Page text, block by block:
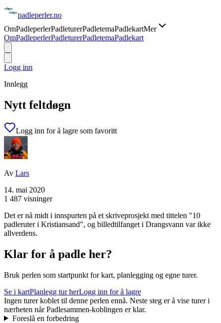
padleperler.no
OmPadleperlerPadleturerPadletemaPadlekartMer
OmPadleperlerPadleturerPadletemaPadlekart
Logg inn
Innlegg
Nytt feltdøgn
Logg inn for å lagre som favoritt
Av Lars
14. mai 2020
1 487 visninger
Det er nå midt i innspurten på et skriveprosjekt med tittelen "10
padleruter i Kristiansand", og billedtilfanget i Drangsvann var ikke
allverdens.
Klar for å padle her?
Bruk perlen som startpunkt for kart, planlegging og egne turer.
Se i kartPlanlegg tur herLogg inn for å lagre
Ingen turer koblet til denne perlen ennå. Neste steg er å vise turer i
nærheten når Padlesammen-koblingen er klar.
Foreslå en forbedring